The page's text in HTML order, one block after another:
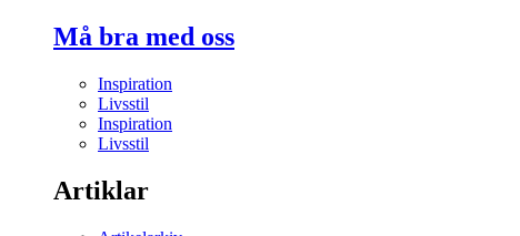
Må bra med oss
Inspiration
Livsstil
Inspiration
Livsstil
Artiklar